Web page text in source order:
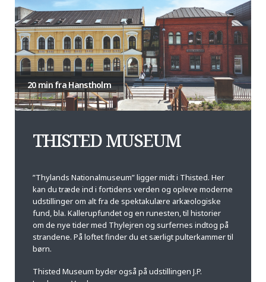
20 min fra Hanstholm
THISTED MUSEUM
”Thylands Nationalmuseum” ligger midt i Thisted. Her
kan du træde ind i fortidens verden og opleve moderne
udstillinger om alt fra de spektakulære arkæologiske
fund, bla. Kallerupfundet og en runesten, til historier
om de nye tider med Thylejren og surfernes indtog på
strandene. På loftet finder du et særligt pulterkammer til
børn.
Thisted Museum byder også på udstillingen J.P.